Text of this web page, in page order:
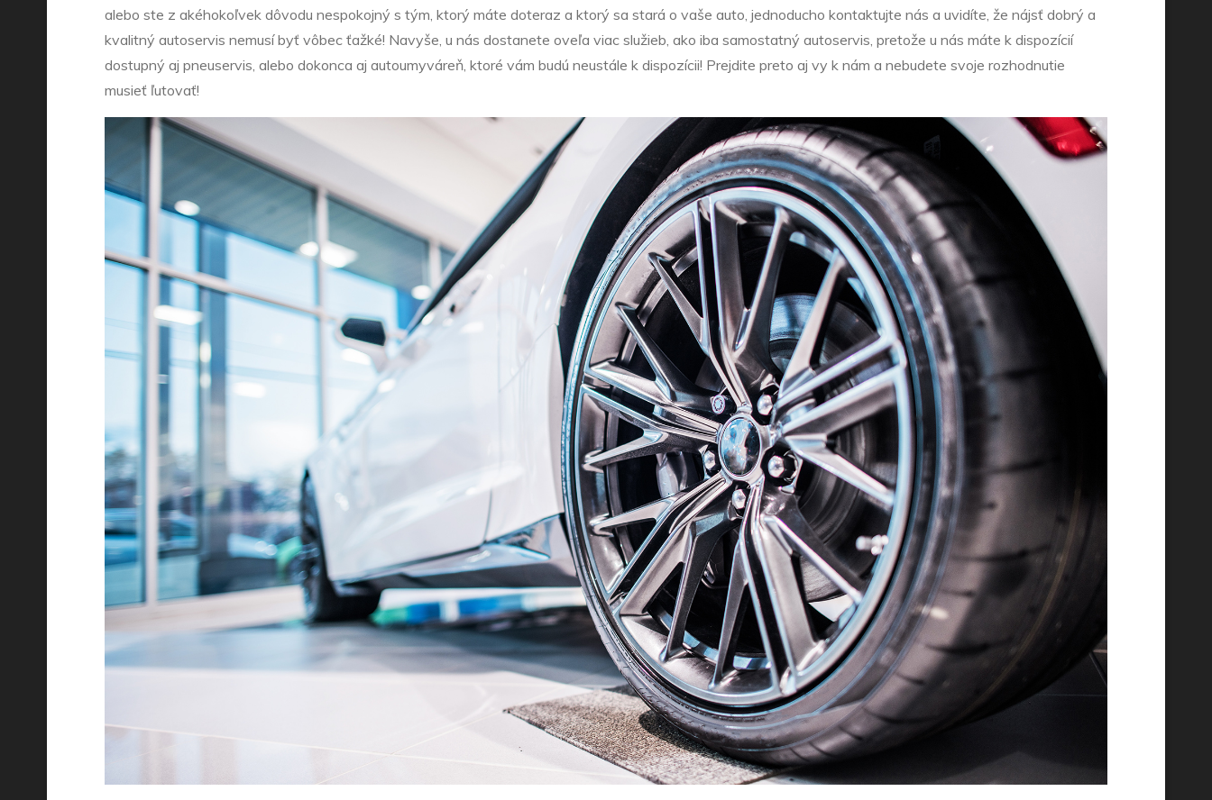
alebo ste z akéhokoľvek dôvodu nespokojný s tým, ktorý máte doteraz a ktorý sa stará o vaše auto, jednoducho kontaktujte nás a uvidíte, že nájsť dobrý a
kvalitný autoservis nemusí byť vôbec ťažké! Navyše, u nás dostanete oveľa viac služieb, ako iba samostatný autoservis, pretože u nás máte k dispozícií
dostupný aj pneuservis, alebo dokonca aj autoumyváreň, ktoré vám budú neustále k dispozícii! Prejdite preto aj vy k nám a nebudete svoje rozhodnutie
musieť ľutovať!